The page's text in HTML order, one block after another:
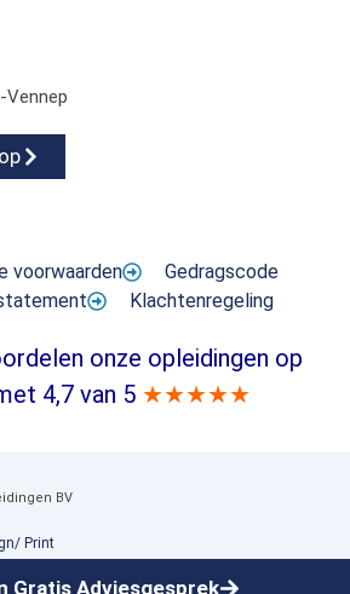
Gratis Adviesgesprek
Vennep
voorwaarden
Gedragscode
Klachtenregeling
onze opleidingen op
4,7 van 5 ★★★★★
BV
Print